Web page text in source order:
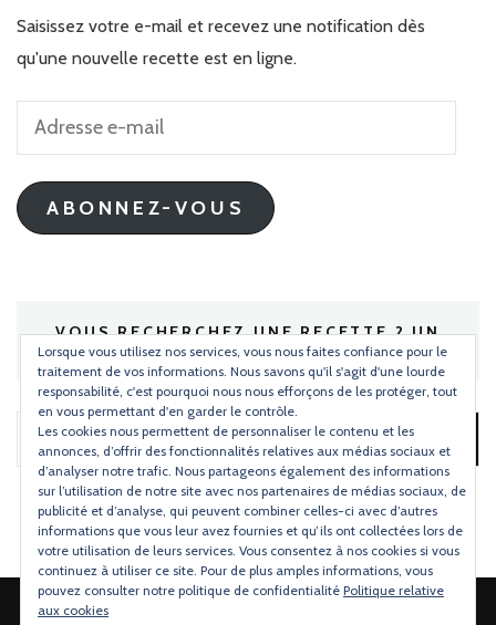
Saisissez votre e-mail et recevez une notification dès
qu'une nouvelle recette est en ligne.
Adresse
mail
ABONNEZ-VOUS
VOUS RECHERCHEZ UNE RECETTE ? UN
INGRÉDIENT ?
Rechercher :
2026 Copyright
Lorsque vous utilisez nos services, vous nous faites confiance pour le
traitement de vos informations. Nous savons qu'il s'agit d'une lourde
responsabilité, c'est pourquoi nous nous efforçons de les protéger, tout
en vous permettant d'en garder le contrôle.
Les cookies nous permettent de personnaliser le contenu et les
annonces, d’offrir des fonctionnalités relatives aux médias sociaux et
d’analyser notre trafic. Nous partageons également des informations
sur l’utilisation de notre site avec nos partenaires de médias sociaux, de
publicité et d’analyse, qui peuvent combiner celles-ci avec d’autres
informations que vous leur avez fournies et qu’ils ont collectées lors de
votre utilisation de leurs services. Vous consentez à nos cookies si vous
continuez à utiliser ce site. Pour de plus amples informations, vous
pouvez consulter notre politique de confidentialité Politique relative
aux cookies